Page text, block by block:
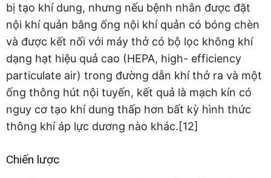
bị tạo khí dung, nhưng nếu bệnh nhân được đặt
nội khí quản bằng ống nội khí quản có bóng chèn
và được kết nối với máy thở có bộ lọc không khí
dạng hạt hiệu quả cao (HEPA, high- efficiency
particulate air) trong đường dẫn khí thở ra và một
ống thông hút nội tuyến, kết quả là mạch kín có
nguy cơ tạo khí dung thấp hơn bất kỳ hình thức
thông khí áp lực dương nào khác.[12]
Chiến lược